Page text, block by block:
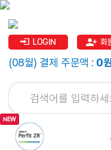
LOGIN 회
(08월) 결제 주문액 : 0